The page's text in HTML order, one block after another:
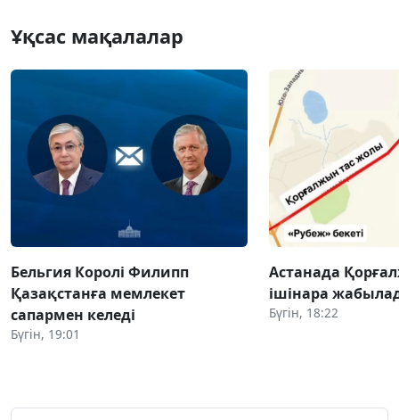
Ұқсас мақалалар
Бельгия Королі Филипп
Қазақстанға мемлекет
сапармен келеді
Бүгін, 19:01
Астанада
ішінара
Бүгін, 18:22